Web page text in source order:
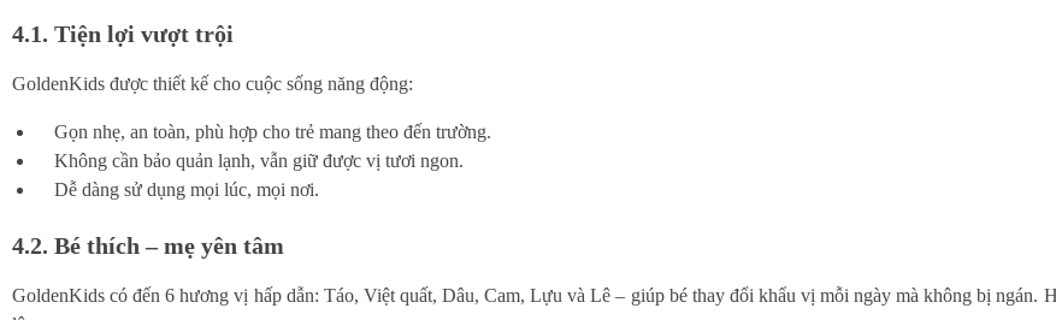
4.1. Tiện lợi vượt trội
GoldenKids được thiết kế cho cuộc sống năng động:
Gọn nhẹ, an toàn, phù hợp cho trẻ mang theo đến trường.
Không cần bảo quản lạnh, vẫn giữ được vị tươi ngon.
Dễ dàng sử dụng mọi lúc, mọi nơi.
4.2. Bé thích – mẹ yên tâm
GoldenKids có đến 6 hương vị hấp dẫn: Táo, Việt quất, Dâu, Cam, Lựu và Lê – giúp bé thay đổi khẩu vị mỗi ngày mà không bị